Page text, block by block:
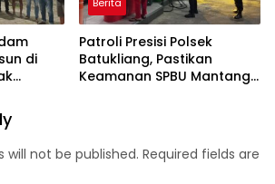
di
Berita
Patroli Presisi Polsek
Batukliang, Pastikan
Keamanan SPBU Mantang
will not be published. Required fields are